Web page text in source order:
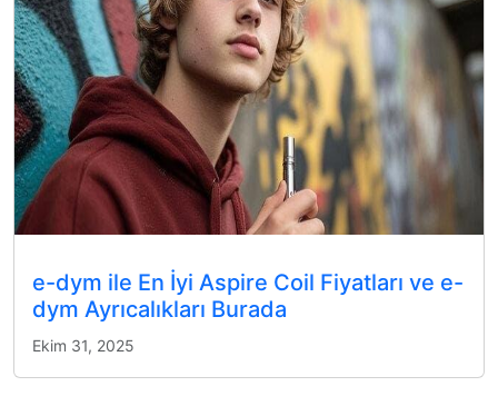
e-dym ile En İyi Aspire Coil Fiyatları ve e-
dym Ayrıcalıkları Burada
Ekim 31, 2025